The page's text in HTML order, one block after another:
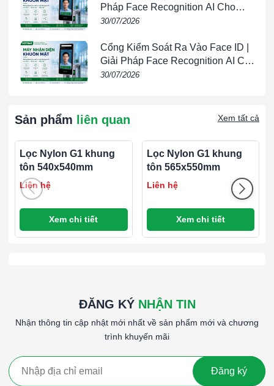
Độ dày khung
lọc
10 – 22 mm (tùy chọn)
Vật liệu lọc
(Filter Media)
Lưới Nylon (Polyamide hoặc
Polyester)
(Frame)
Tôn mạ kẽm (Galvanized Steel)
Lưới bảo vệ
(Support
Mesh)
Lưới thép mạ kẽm ở mặt sau
Áp suất đầu
30 – 45 Pa
Pháp Face Recognition AI Cho
Doanh Nghiệp | VIETPHAT
30/07/2026
Cổng Kiểm Soát Ra Vào Face ID |
Giải Pháp Face Recognition AI Cho
Doanh Nghiệp | VIETPHAT
30/07/2026
Sản phẩm liên quan Xem tất cả
Lọc Nylon G1 khung
tôn 540x540mm
Liên hệ
Xem chi tiết
Lọc Nylon G1 khung
tôn 565x550mm
Liên hệ
Xem chi tiết
ĐĂNG KÝ NHẬN TIN
Nhận thông tin cập nhật mới nhất về sản phẩm mới và chương
trình khuyến mãi
Đăng ký